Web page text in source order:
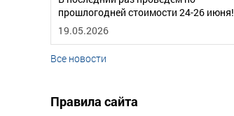
прошлогодней стоимости 24-26 июня!
19.05.2026
Все новости
Правила сайта